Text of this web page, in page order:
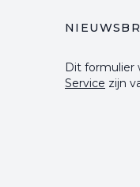
Dit formulier
Service zijn